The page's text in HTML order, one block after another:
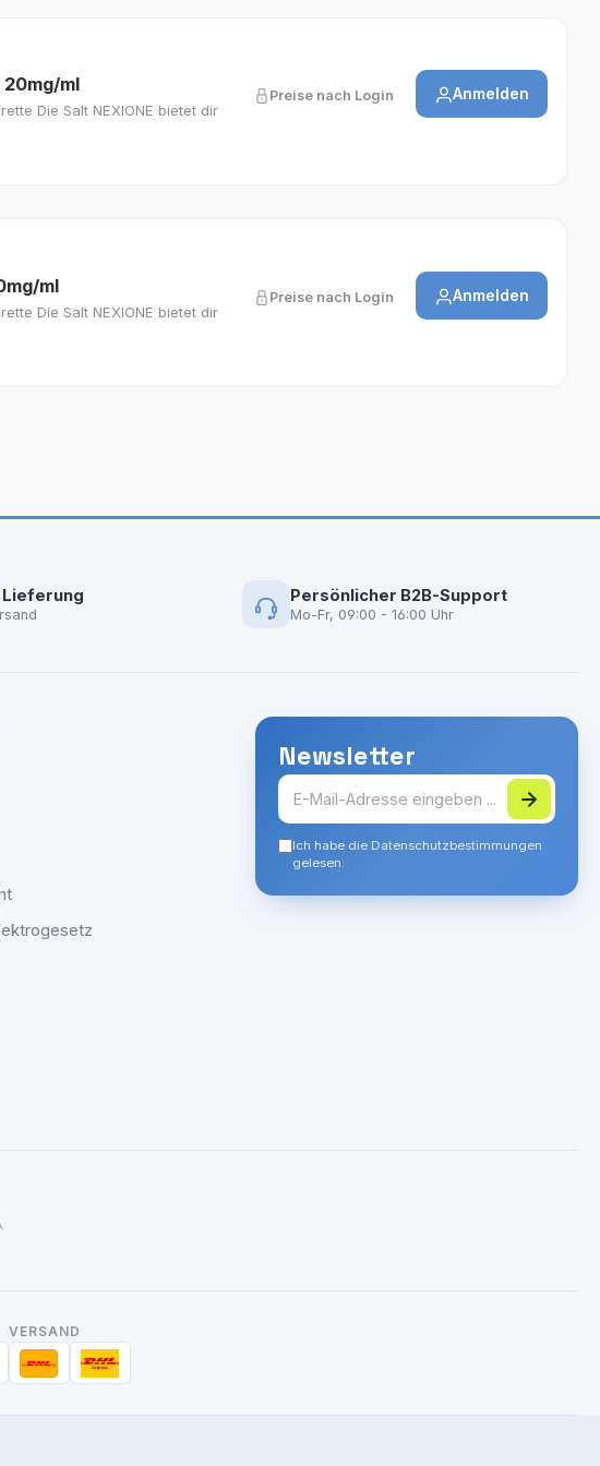
20mg/ml
Die Salt NEXIONE bietet dir
Preise nach Login Anmelden
ml
Die Salt NEXIONE bietet dir
Preise nach Login Anmelden
Lieferung Persönlicher B2B-Support
Mo-Fr, 09:00 - 16:00 Uhr
Newsletter
Ich habe die Datenschutzbestimmungen
gelesen.
VERSAND